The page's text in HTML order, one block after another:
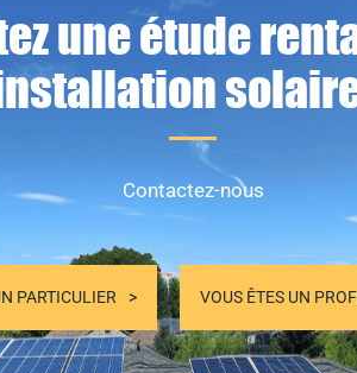
une étude
Contactez-nous
PARTICULIER VOUS ÊTES UN